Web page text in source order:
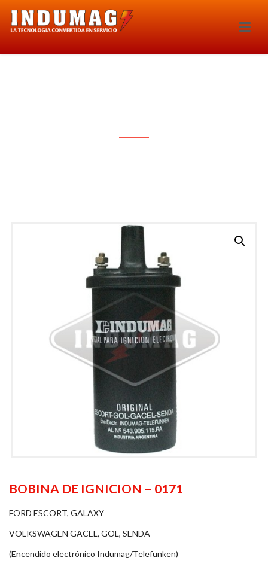
BOBINA DE IGNICION – 0171
FORD ESCORT, GALAXY
VOLKSWAGEN GACEL, GOL, SENDA
(Encendido electrónico Indumag/Telefunken)